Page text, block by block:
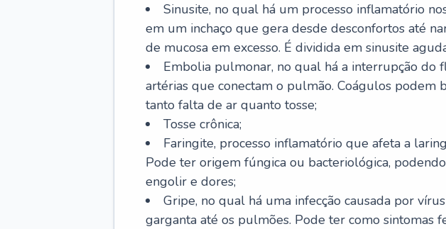
Sinusite, no qual há um processo inflamatório
em um inchaço que gera desde desconfortos até
de mucosa em excesso. É dividida em sinusite
Embolia pulmonar, no qual há a interrupção do
artérias que conectam o pulmão. Coágulos podem
tanto falta de ar quanto tosse;
Tosse crônica;
Faringite, processo inflamatório que afeta a
Pode ter origem fúngica ou bacteriológica,
engolir e dores;
Gripe, no qual há uma infecção causada por
garganta até os pulmões. Pode ter como sintomas